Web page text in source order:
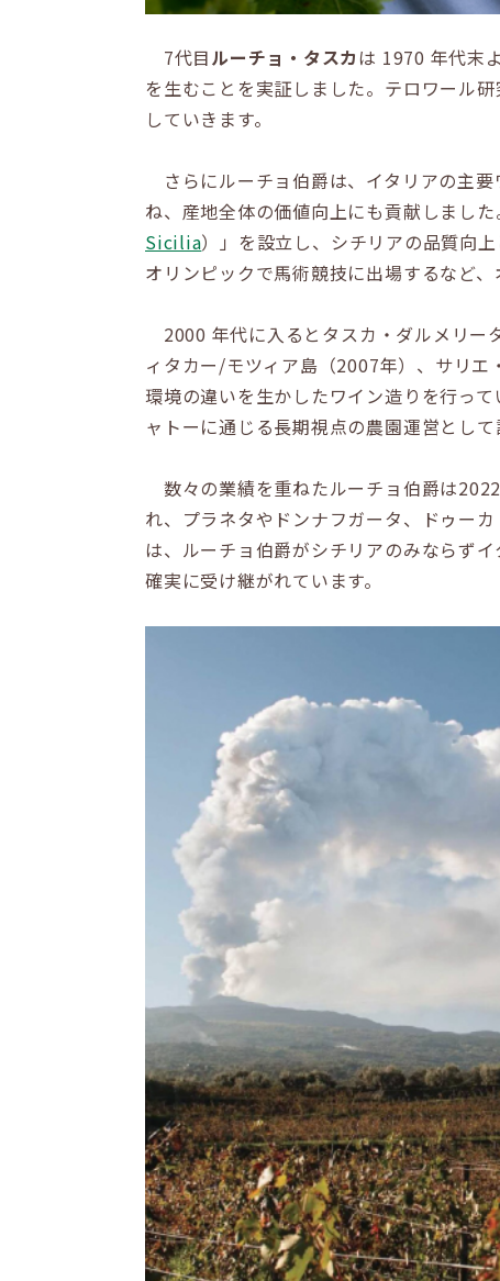
7代目ルーチョ・タスカは 1970 年代末
を生むことを実証しました。テロワール
していきます。
さらにルーチョ伯爵は、イタリアの主
ね、産地全体の価値向上にも貢献しまし
Sicilia）」を設立し、シチリアの品質向
オリンピックで馬術競技に出場するなど
2000 年代に入るとタスカ・ダルメリー
ィタカー/モツィア島（2007年）、サリエ
環境の違いを生かしたワイン造りを行っ
ャトーに通じる長期視点の農園運営として
数々の業績を重ねたルーチョ伯爵は
れ、プラネタやドンナフガータ、ドゥー
は、ルーチョ伯爵がシチリアのみならず
確実に受け継がれています。